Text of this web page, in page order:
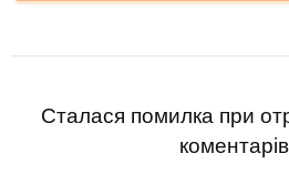
Сталася помилка при